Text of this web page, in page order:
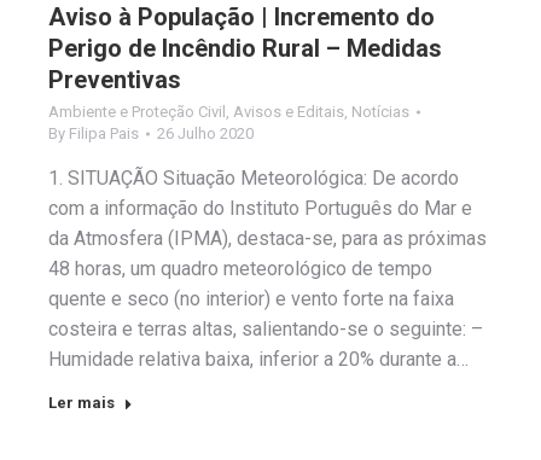
Aviso à População | Incremento do
Perigo de Incêndio Rural – Medidas
Preventivas
Ambiente e Proteção Civil Avisos e Editais Notícias
By Filipa Pais 26 Julho 2020
1. SITUAÇÃO Situação Meteorológica: De acordo
com a informação do Instituto Português do Mar e
da Atmosfera (IPMA), destaca-se, para as próximas
48 horas, um quadro meteorológico de tempo
quente e seco (no interior) e vento forte na faixa
costeira e terras altas, salientando-se o seguinte: –
Humidade relativa baixa, inferior a 20% durante a…
Ler mais